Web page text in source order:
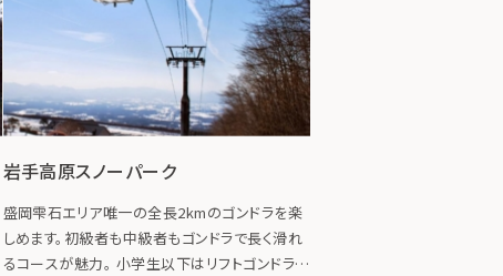
岩手高原スノーパーク
盛岡雫石エリア唯一の全長2kmのゴンドラを楽
しめます。初級者も中級者もゴンドラで長く滑れ
るコースが魅力。 小学生以下はリフトゴンドラ全